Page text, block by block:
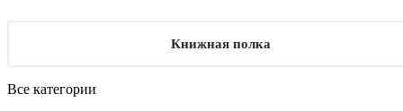
Книжная полка
Все категории